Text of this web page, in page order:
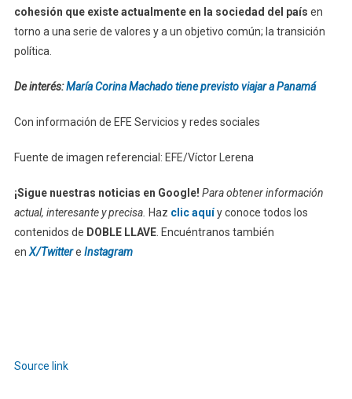
cohesión que existe actualmente en la sociedad del país en
torno a una serie de valores y a un objetivo común; la transición
política.
De interés:María Corina Machado tiene previsto viajar a Panamá
Con información de EFE Servicios y redes sociales
Fuente de imagen referencial: EFE/Víctor Lerena
¡Sigue nuestras noticias en Google! Para obtener información
actual, interesante y precisa. Haz clic aquíy conoce todos los
contenidos de DOBLE LLAVE. Encuéntranos también
enX/Twittere Instagram
Source link